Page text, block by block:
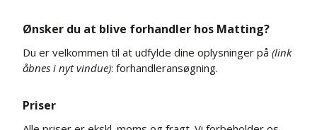
Ønsker du at blive forhandler hos Matting?
Du er velkommen til at udfylde dine oplysninger på (link
åbnes i nyt vindue): forhandleransøgning.
Priser